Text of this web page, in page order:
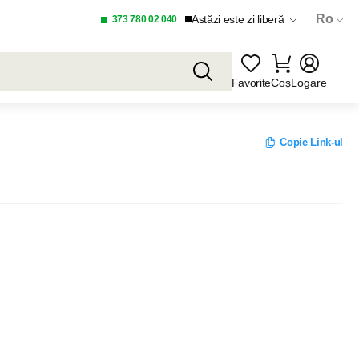
373 780 02 040 Astăzi este zi liberă Ro
FavoriteCoșLogare
Copie Link-ul